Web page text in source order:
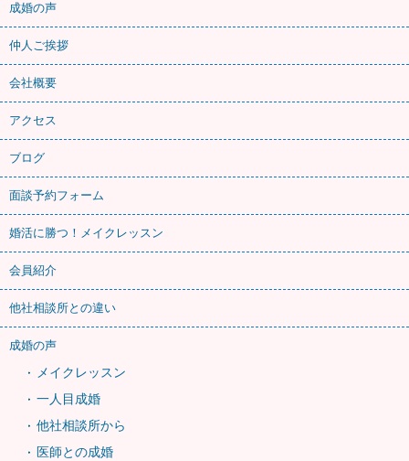
成婚の声
仲人ご挨拶
会社概要
アクセス
ブログ
面談予約フォーム
婚活に勝つ！メイクレッスン
会員紹介
他社相談所との違い
成婚の声
メイクレッスン
一人目成婚
他社相談所から
医師との成婚